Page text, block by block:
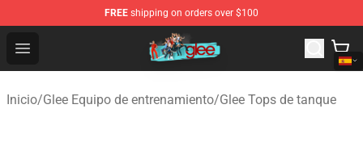
FREE shipping on orders over $100
Open menu
Glee Store - Official Glee Merchandise Shop
Inicio/Glee Equipo de entrenamiento/Glee Tops de tanque